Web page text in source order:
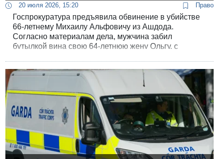
20 июля 2026, 15:20 Право
Госпрокуратура предъявила обвинение в убийстве
66-летнему Михаилу Альфовичу из Ашдода.
Согласно материалам дела, мужчина забил
бутылкой вина свою 64-летнюю жену Ольгу, с
оставив истекающую кровью супругу в закрытой